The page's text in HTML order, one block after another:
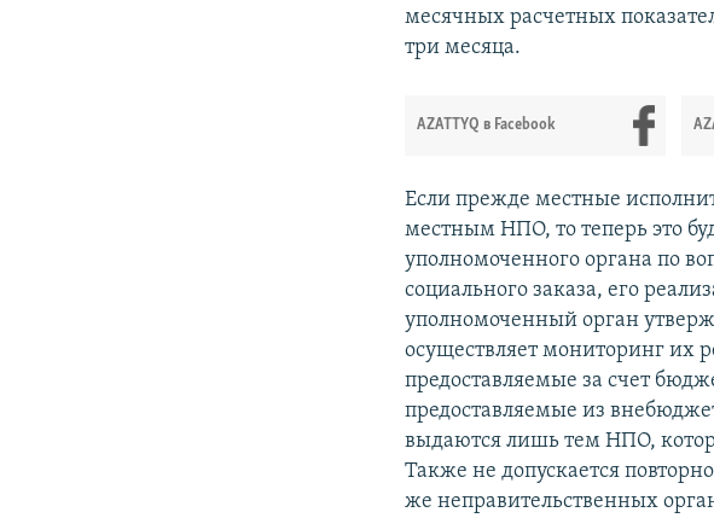
месячных расчетных
три месяца.
AZATTYQ в Facebook
Если прежде местные
местным НПО, то теперь это
уполномоченного органа по
социального заказа, его
уполномоченный орган
осуществляет мониторинг их
предоставляемые за счет
предоставляемые из
выдаются лишь тем НПО,
Также не допускается
же неправительственных